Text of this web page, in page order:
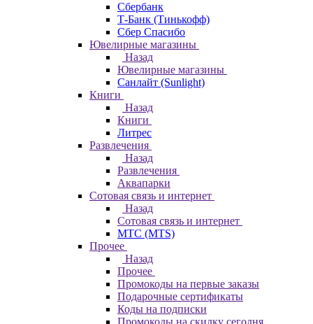
Сбербанк
Т-Банк (Тинькофф)
Сбер Спасибо
Ювелирные магазины
Назад
Ювелирные магазины
Санлайт (Sunlight)
Книги
Назад
Книги
Литрес
Развлечения
Назад
Развлечения
Аквапарки
Сотовая связь и интернет
Назад
Сотовая связь и интернет
МТС (MTS)
Прочее
Назад
Прочее
Промокоды на первые заказы
Подарочные сертификаты
Коды на подписки
Промокоды на скидку сегодня